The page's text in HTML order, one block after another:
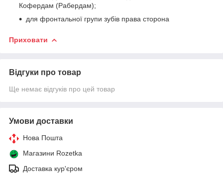
Кофердам (Рабердам);
для фронтальної групи зубів права сторона
Приховати
Відгуки про товар
Ще немає відгуків про цей товар
Умови доставки
Нова Пошта
Магазини Rozetka
Доставка кур'єром